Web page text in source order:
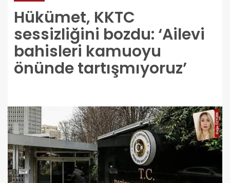
Hükümet, KKTC
sessizliğini bozdu: ‘Ailevi
bahisleri kamuoyu
önünde tartışmıyoruz’